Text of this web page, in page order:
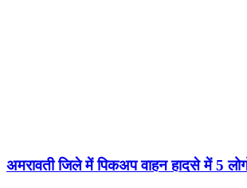
अमरावती जिले में पिकअप वाहन हादसे में 5